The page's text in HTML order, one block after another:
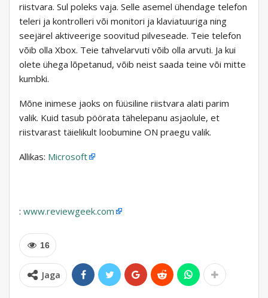
riistvara. Sul poleks vaja. Selle asemel ühendage telefon
teleri ja kontrolleri või monitori ja klaviatuuriga ning
seejärel aktiveerige soovitud pilveseade. Teie telefon
võib olla Xbox. Teie tahvelarvuti võib olla arvuti. Ja kui
olete ühega lõpetanud, võib neist saada teine ​​või mitte
kumbki.
Mõne inimese jaoks on füüsiline riistvara alati parim
valik. Kuid tasub pöörata tähelepanu asjaolule, et
riistvarast täielikult loobumine ON praegu valik.
Allikas: Microsoft
: www.reviewgeek.com
16
Jaga